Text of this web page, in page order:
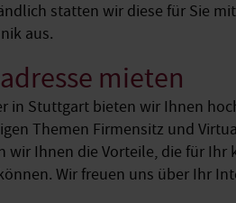
statten wir diese für Sie
aus.
mieten
in Stuttgart bieten wir Ihnen
Themen Firmensitz und
wir Ihnen die Vorteile, die für Ihr
Wir freuen uns über Ihr